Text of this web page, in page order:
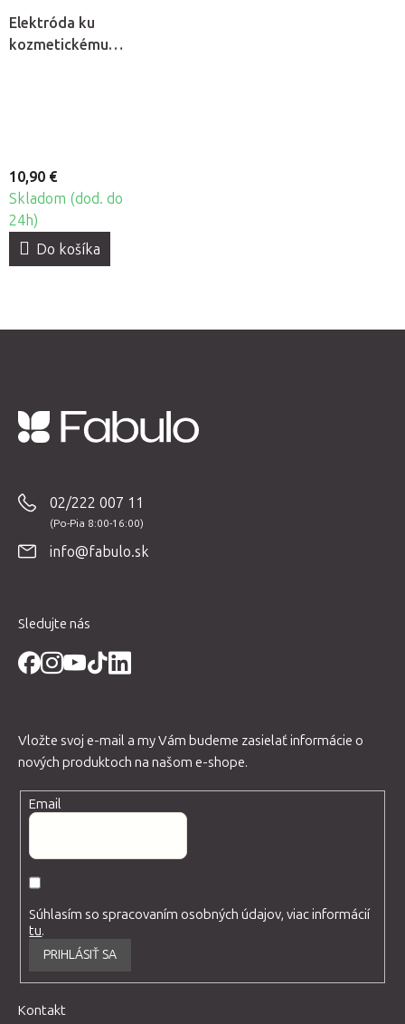
Elektróda ku
kozmetickému
10,90 €
Skladom (dod. do
24h)
Do košíka
02/222 007 11
info@fabulo.sk
Sledujte nás
Vložte svoj e-mail a my Vám budeme zasielať informácie o
nových produktoch na našom e-shope.
Email
Súhlasím so spracovaním osobných údajov, viac informácií
tu.
PRIHLÁSIŤ SA
Kontakt